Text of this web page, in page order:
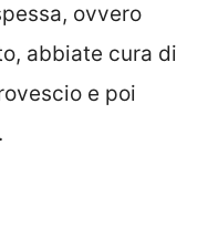
ovvero
abbiate cura di
e poi